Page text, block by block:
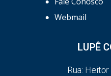
Webmail
LUPÊ
Rua: